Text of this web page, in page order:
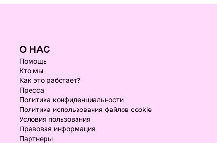
О НАС
Помощь
Кто мы
Как это работает?
Пресса
Политика конфиденциальности
Политика использования файлов cookie
Условия пользования
Правовая информация
Партнеры